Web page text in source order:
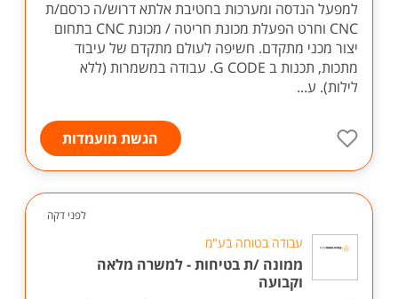
למפעל הנדסה ומערכות בחטיבת אלתא דרוש/ה כרסם/ת
CNC וחרט הפעלת מכונת חריטה / מכונת CNC בתחום
יצור מכני מתקדם. חשיפה לעולם מתקדם של עיבוד
מתכות, תכנות ב G CODE. עבודה במשמרות (ללא
לילות). ע...
הגשת מועמדות
לפני דקה
עבודה בטוחה בע"מ
ממונה /ת בטיחות - למשרה מלאה
וקבועה